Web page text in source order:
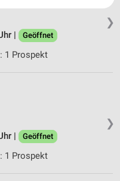
❯
|
Geöffnet
1 Prospekt
❯
|
Geöffnet
1 Prospekt
von